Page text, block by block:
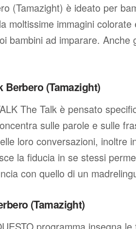
(Tamazight) è ideato per
moltissime immagini
bambini ad imparare. Anche
Berbero (Tamazight)
The Talk è pensato
sulle parole e sulle
loro conversazioni, inoltre
la fiducia in se stessi
con quello di un
(Tamazight)